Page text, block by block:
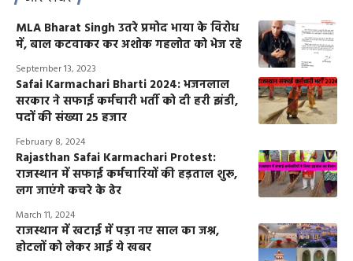
MLA Bharat Singh उतरे प्रमोद भाया के विरोध
में, बाल कटवाकर कर अशोक गहलोत को भेज रहे
September 13, 2023
Safai Karmachari Bharti 2024: भजनलाल
सरकार ने सफाई कर्मचारी भर्ती को दी हरी झंडी,
पदों की संख्या 25 हजार
February 8, 2024
Rajasthan Safai Karmachari Protest:
राजस्थान में सफाई कर्मचारियों की हड़ताल शुरू,
लग जाएंगे कचरे के ढेर
March 11, 2024
राजस्थान में खटाई में पड़ा नए साल का जश्न,
होटलों को लेकर आई ये खबर